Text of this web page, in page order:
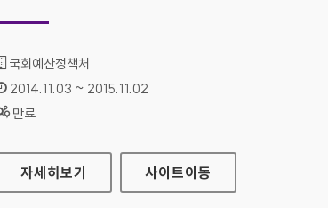
기관명 :
국회예산정책처
인증기간 :
2014.11.03 ~ 2015.11.02
상태 :
만료
국회예산정책처 홈페이지
자세히보기 사이트이동